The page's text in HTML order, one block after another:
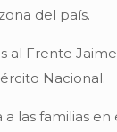
del país.
al Frente
Nacional.
las familias